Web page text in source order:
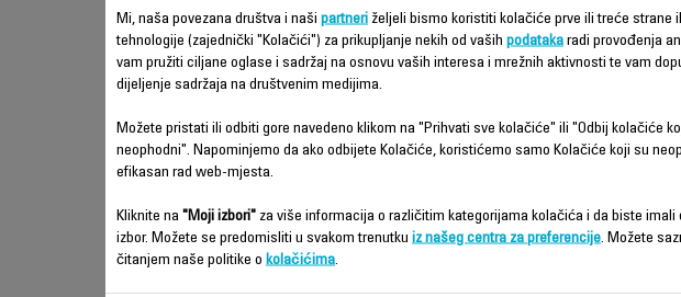
Karakteristike - Poređenje
Mi, naša povezana društva i naši partneri željeli bismo koristiti kolačiće prve ili treće strane
tehnologije (zajednički "Kolačići") za prikupljanje nekih od vaših podataka radi provođenja
vam pružiti ciljane oglase i sadržaj na osnovu vaših interesa i mrežnih aktivnosti te vam
dijeljenje sadržaja na društvenim medijima.
Možete pristati ili odbiti gore navedeno klikom na "Prihvati sve kolačiće" ili "Odbij kolačiće
neophodni". Napominjemo da ako odbijete Kolačiće, koristićemo samo Kolačiće koji su
efikasan rad web-mjesta.
Kliknite na "Moji izbori" za više informacija o različitim kategorijama kolačića i da biste imali
izbor. Možete se predomisliti u svakom trenutku iz našeg centra za preferencije. Možete
čitanjem naše politike o kolačićima.